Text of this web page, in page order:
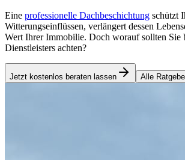
Eine professionelle Dachbeschichtung schützt
Witterungseinflüssen, verlängert dessen
Wert Ihrer Immobilie. Doch worauf sollten Sie
Dienstleisters achten?
Jetzt kostenlos beraten lassen Alle